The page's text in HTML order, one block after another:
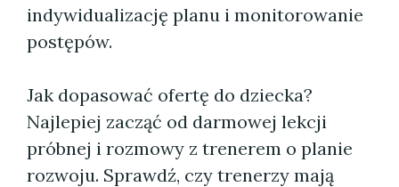
indywidualizację planu i monitorowanie
postępów.
Jak dopasować ofertę do dziecka?
Najlepiej zacząć od darmowej lekcji
próbnej i rozmowy z trenerem o planie
rozwoju. Sprawdź, czy trenerzy mają